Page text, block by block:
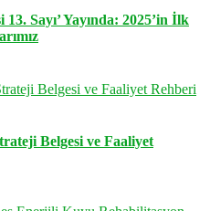
Sayı’ Yayında: 2025’in İlk
Belgesi ve Faaliyet